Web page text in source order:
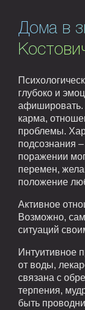
Дома в
глубоко и
афишировать.
карма,
проблемы.
подсознания
поражении
перемен,
положение
Активное
Возможно,
ситуаций
Интуитивное
от воды,
связана с
терпения,
быть